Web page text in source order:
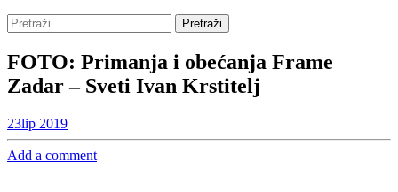
Pretraži:
FOTO: Primanja i obećanja Frame
Zadar – Sveti Ivan Krstitelj
23lip 2019
Add a comment